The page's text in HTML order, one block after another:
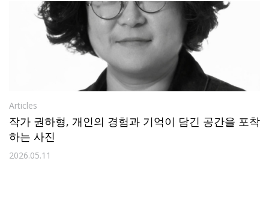
Articles
작가 권하형, 개인의 경험과 기억이 담긴 공간을 포착
하는 사진
2026.05.11